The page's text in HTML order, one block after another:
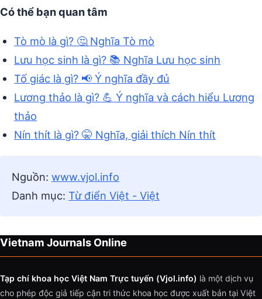
Có thể bạn quan tâm
Tò mò là gì? 🤔 Nghĩa Tò mò
Lưu học sinh là gì? 📚 Nghĩa Lưu học sinh
Tố giác là gì? 📢 Ý nghĩa đầy đủ
Lương thảo là gì? 💪 Ý nghĩa và cách hiểu Lương
thảo
Nín thít là gì? 🤫 Nghĩa, giải thích Nín thít
Nguồn: www.vjol.info
Danh mục: Từ điển Việt - Việt
Vietnam Journals Online
Tạp chí khoa học Việt Nam Trực tuyến (Vjol.info) là một dịch vụ
cho phép độc giả tiếp cận tri thức khoa học được xuất bản tại Việt